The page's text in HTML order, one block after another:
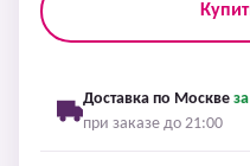
Доставка по Москве
при заказе до 21:00